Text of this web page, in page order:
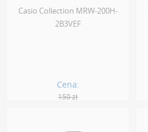
Casio Collection MRW-200H-
2B3VEF
Cena:
150 zł